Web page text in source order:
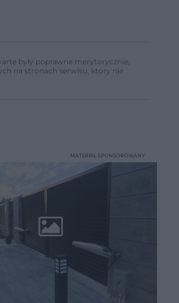
były poprawne merytorycznie,
na stronach serwisu, który nie
MATERIAŁ SPONSOROWANY